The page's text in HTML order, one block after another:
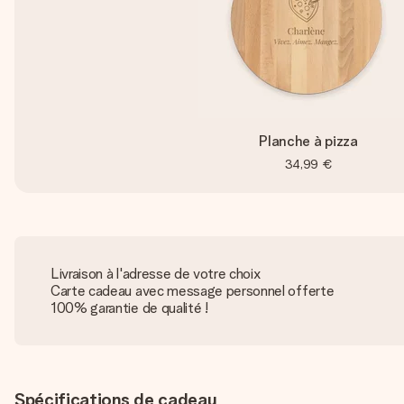
Planche à pizza
34,99 €
Livraison à l'adresse de votre choix
Carte cadeau avec message personnel offerte
100% garantie de qualité !
Spécifications de cadeau